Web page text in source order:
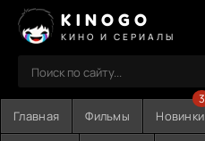
KINOGO
КИНО И СЕРИАЛЫ
Главная Фильмы Новинки
3